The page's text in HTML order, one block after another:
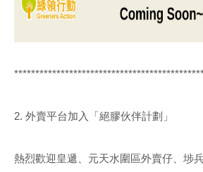
2. 外賣平台加入「絕膠伙伴計劃」
熱烈歡迎皇遞、元天水圍區外賣仔、埗